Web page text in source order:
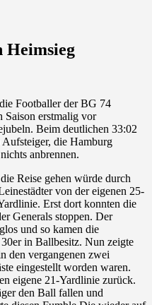
Heimsieg
Footballer der BG 74
Saison erstmalig vor
Beim deutlichen 33:02
die Hamburg
anbrennen.
Reise gehen würde durch
von der eigenen 25-
Erst dort konnten die
Generals stoppen. Der
und so kamen die
in Ballbesitz. Nun zeigte
den vergangenen zwei
eingestellt worden waren.
eigene 21-Yardlinie zurück.
den Ball fallen und